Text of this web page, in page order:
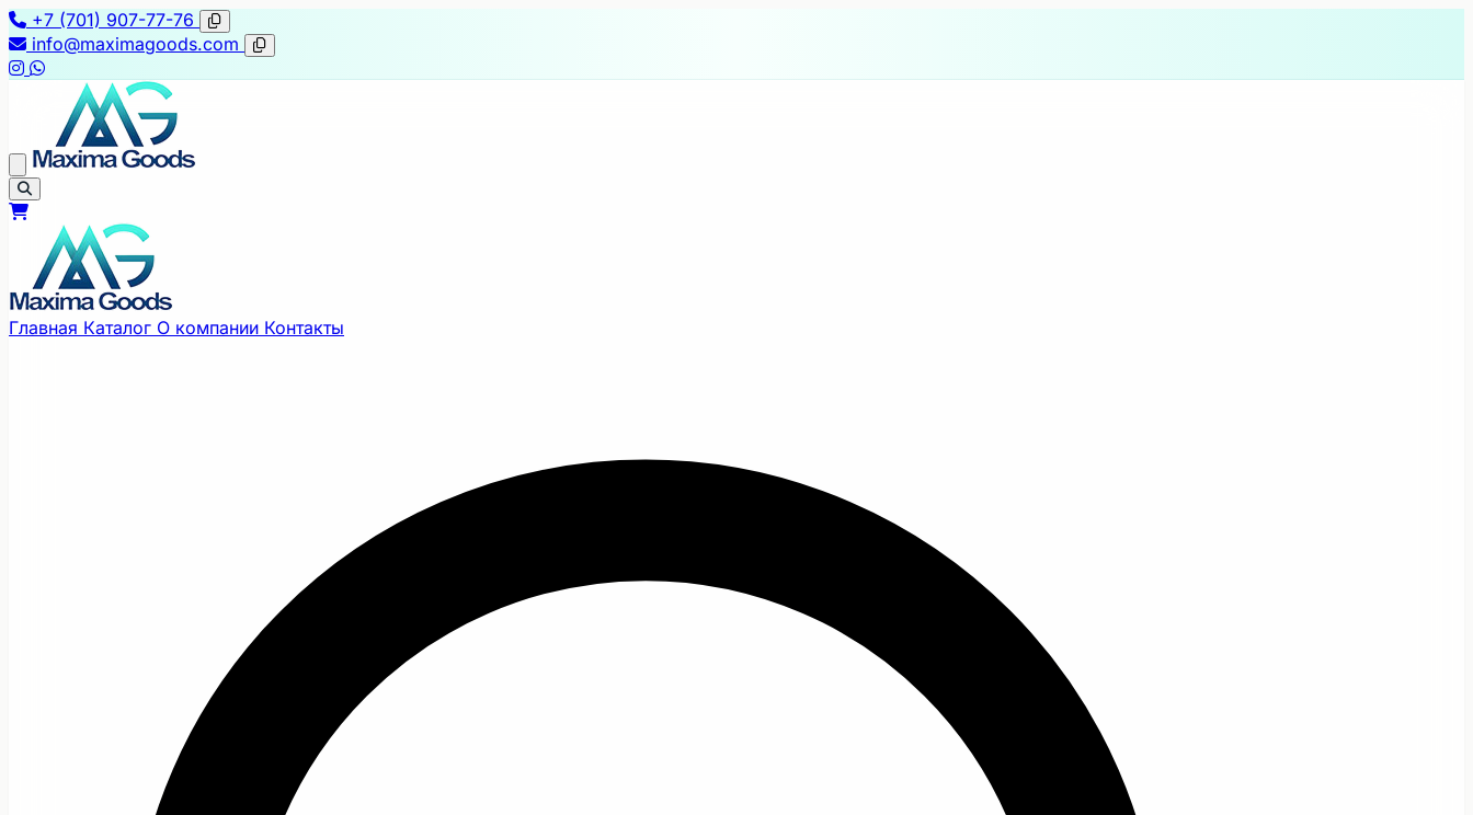
+7 (701) 907-77-76
info@maximagoods.com
Главная Каталог О компании Контакты